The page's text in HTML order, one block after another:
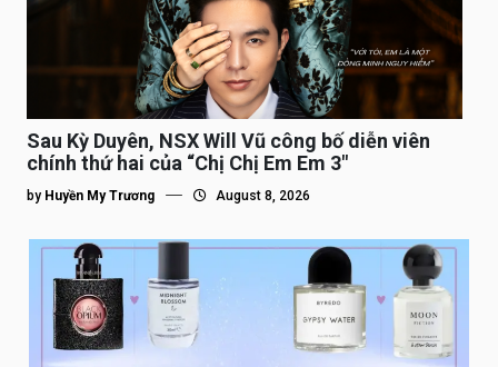
Sau Kỳ Duyên, NSX Will Vũ công bố diễn viên
chính thứ hai của “Chị Chị Em Em 3″
by Huyền My Trương August 8, 2026